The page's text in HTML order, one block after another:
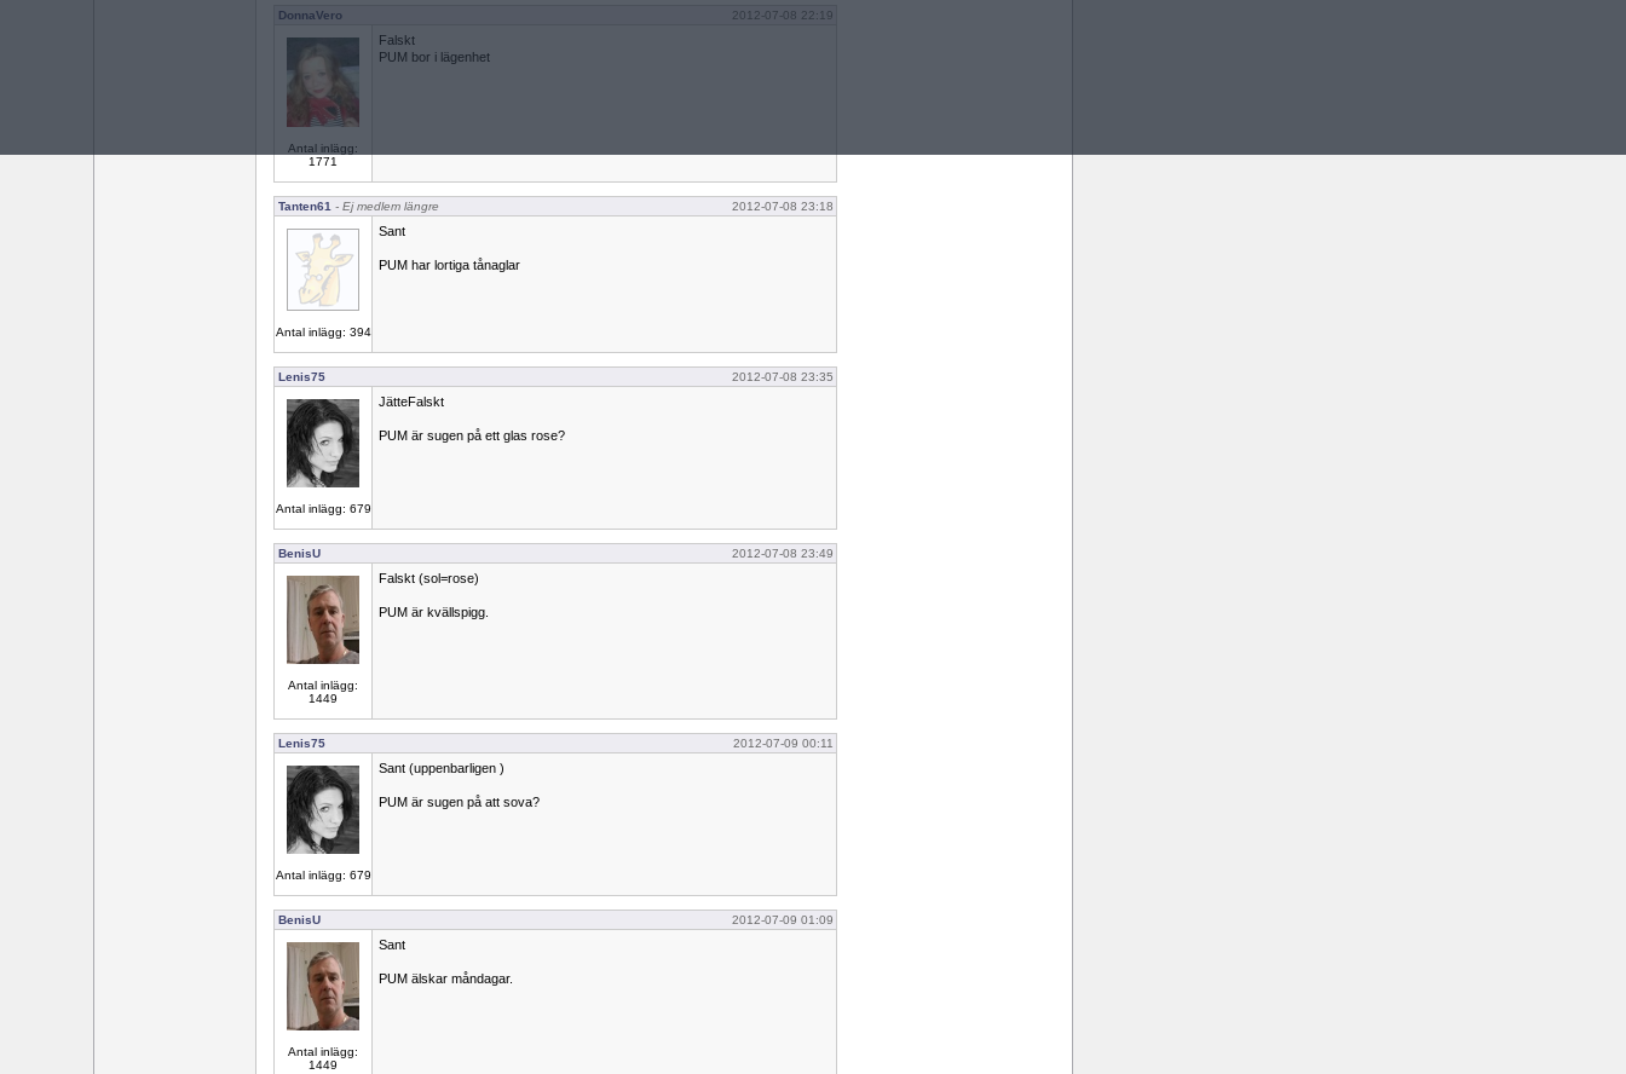
DonnaVero 2012-07-08 22:19
Antal inlägg:
1771
Falskt
PUM bor i lägenhet
Tanten61 - Ej medlem längre 2012-07-08 23:18
Antal inlägg: 394
Sant
PUM har lortiga tånaglar
Lenis75 2012-07-08 23:35
Antal inlägg: 679
JätteFalskt
PUM är sugen på ett glas rose?
BenisU 2012-07-08 23:49
Antal inlägg:
1449
Falskt (sol=rose)
PUM är kvällspigg.
Lenis75 2012-07-09 00:11
Antal inlägg: 679
Sant (uppenbarligen )
PUM är sugen på att sova?
BenisU 2012-07-09 01:09
Antal inlägg:
1449
Sant
PUM älskar måndagar.